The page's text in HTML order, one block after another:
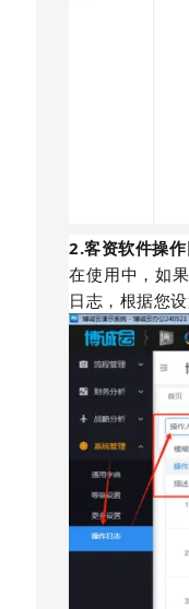
2.客资软件操
在使用中，如
日志，根据您